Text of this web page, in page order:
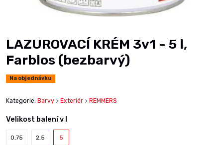
LAZUROVACÍ KRÉM 3v1 - 5 l,
Farblos (bezbarvý)
Na objednávku
Kategorie: Barvy > Exteriér > REMMERS
Velikost balení v l
0,75 2,5 5